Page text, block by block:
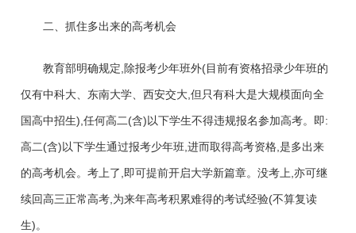
二、抓住多出来的高考机会
教育部明确规定,除报考少年班外(目前有资格招录少年班的
仅有中科大、东南大学、西安交大,但只有科大是大规模面向全
国高中招生),任何高二(含)以下学生不得违规报名参加高考。即:
高二(含)以下学生通过报考少年班,进而取得高考资格,是多出来
的高考机会。考上了,即可提前开启大学新篇章。没考上,亦可继
续回高三正常高考,为来年高考积累难得的考试经验(不算复读
生)。